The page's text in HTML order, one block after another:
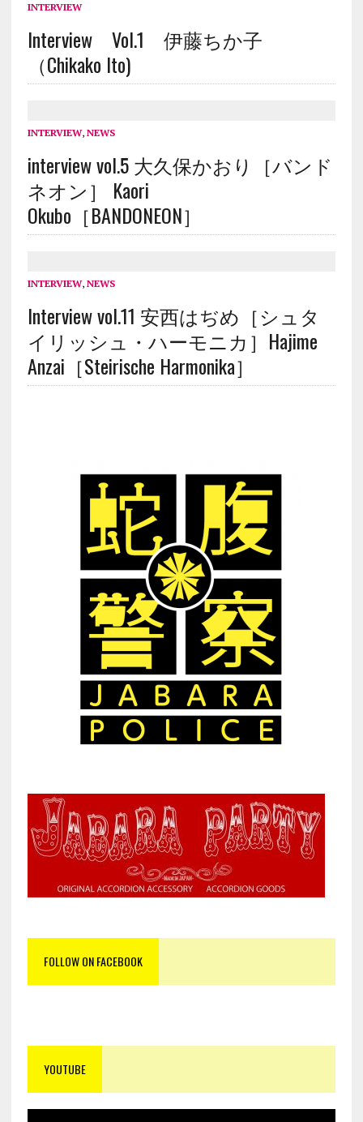
INTERVIEW
Interview Vol.1 伊藤ちか子
（Chikako Ito)
INTERVIEW, NEWS
interview vol.5 大久保かおり［バンド
ネオン］ Kaori
Okubo［BANDONEON］
INTERVIEW, NEWS
Interview vol.11 安西はぢめ［シュタ
イリッシュ・ハーモニカ］Hajime
Anzai［Steirische Harmonika］
FOLLOW ON FACEBOOK
YOUTUBE